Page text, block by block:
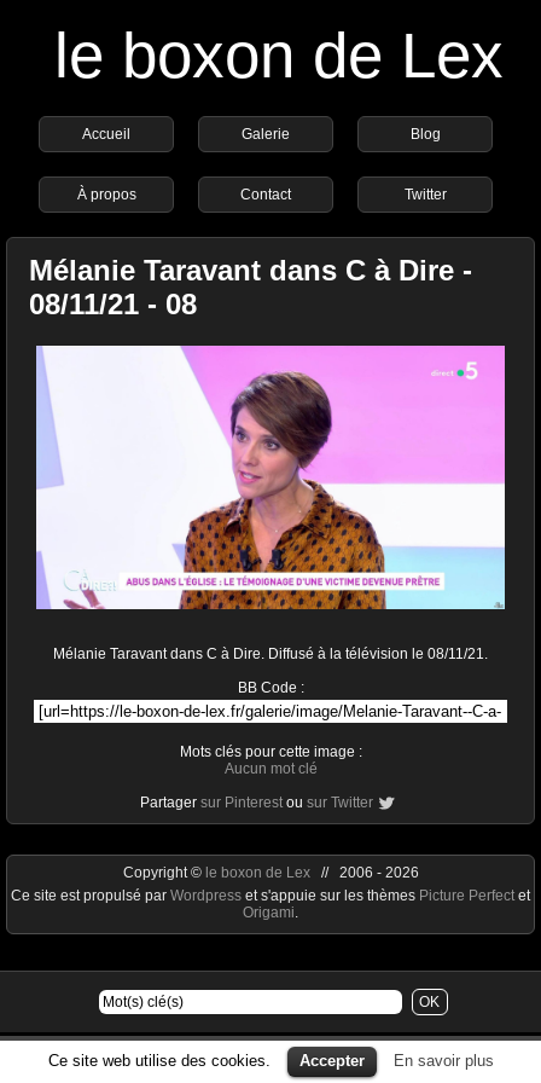
le boxon de Lex
Accueil Galerie Blog
À propos Contact Twitter
Mélanie Taravant dans C à Dire -
08/11/21 - 08
Mélanie Taravant dans C à Dire. Diffusé à la télévision le 08/11/21.
BB Code :
Mots clés pour cette image :
Aucun mot clé
Partager sur Pinterest ou sur Twitter
Ce site web utilise des cookies. Accepter En savoir plus
Copyright © le boxon de Lex// 2006 - 2026
Ce site est propulsé par Wordpress et s'appuie sur les thèmes Picture Perfect et
Origami.